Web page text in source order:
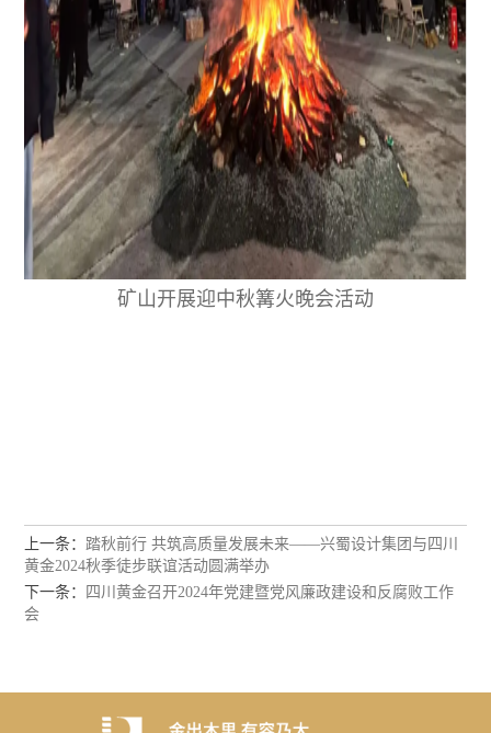
矿山开展迎中秋篝火晚会活动
上一条： 踏秋前行 共筑高质量发展未来——兴蜀设计集团与四川
黄金2024秋季徒步联谊活动圆满举办
下一条：
四川黄金召开2024年党建暨党风廉政建设和反腐败工作
会